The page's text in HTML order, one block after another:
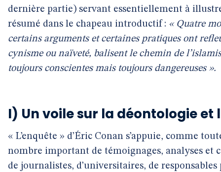
dernière partie) servant essentiellement à
résumé dans le chapeau introductif : « Quatre
certains arguments et certaines pratiques ont
cynisme ou naïveté, balisent le chemin de
toujours conscientes mais toujours dangereuses ».
I) Un voile sur la déontologie et
« L’enquête » d’Éric Conan s’appuie, comme
nombre important de témoignages, analyses et
de journalistes, d’universitaires, de